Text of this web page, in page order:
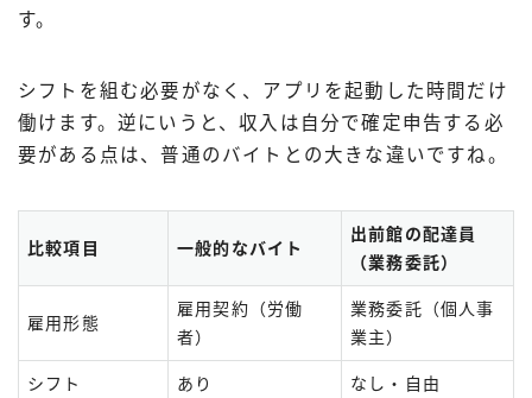
す。
シフトを組む必要がなく、アプリを起動した時間だけ
働けます。逆にいうと、収入は自分で確定申告する必
要がある点は、普通のバイトとの大きな違いですね。
比較項目 一般的なバイト
出前館の配達員
（業務委託）
雇用形態
雇用契約（労働
者）
業務委託（個人事
業主）
シフト あり なし・自由